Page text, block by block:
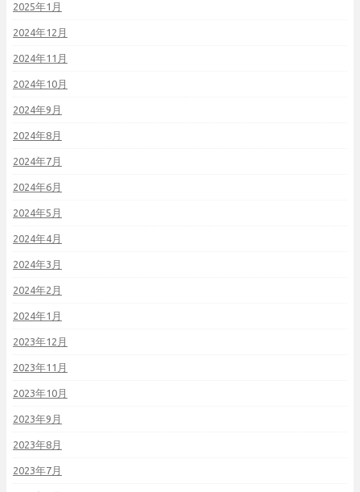
2025年1月
2024年12月
2024年11月
2024年10月
2024年9月
2024年8月
2024年7月
2024年6月
2024年5月
2024年4月
2024年3月
2024年2月
2024年1月
2023年12月
2023年11月
2023年10月
2023年9月
2023年8月
2023年7月